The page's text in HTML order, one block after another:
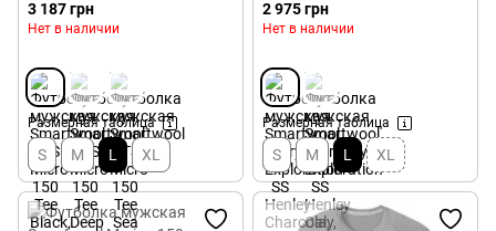
3 187 грн
Нет в наличии
Размерная таблица
S M L XL
2 975 грн
Нет в наличии
Размерная таблица
S M L XL